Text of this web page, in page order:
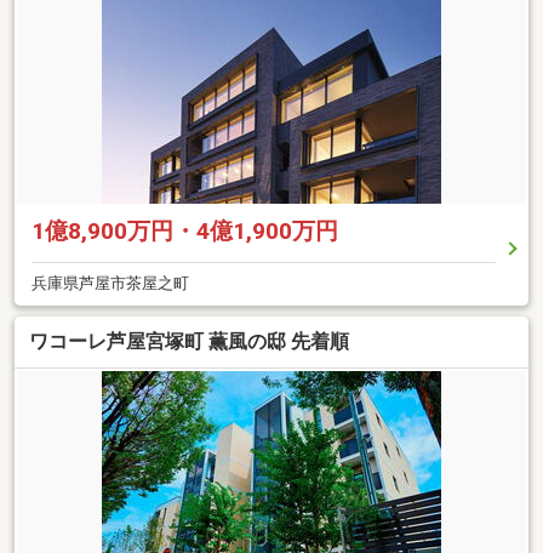
1億8,900万円・4億1,900万円
兵庫県芦屋市茶屋之町
ワコーレ芦屋宮塚町 薫風の邸 先着順